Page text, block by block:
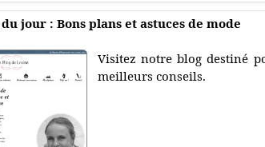
jour : Bons plans et astuces de mode
Visitez notre blog destiné
meilleurs conseils.